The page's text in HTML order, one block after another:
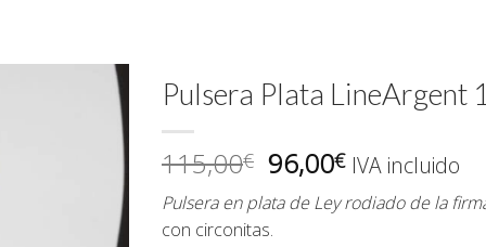
Pulsera Plata LineArgent
115,00€ El
precio
original
96,00€El
precio
actual
IVA incluido
Pulsera en plata de Ley rodiado de la
con circonitas.